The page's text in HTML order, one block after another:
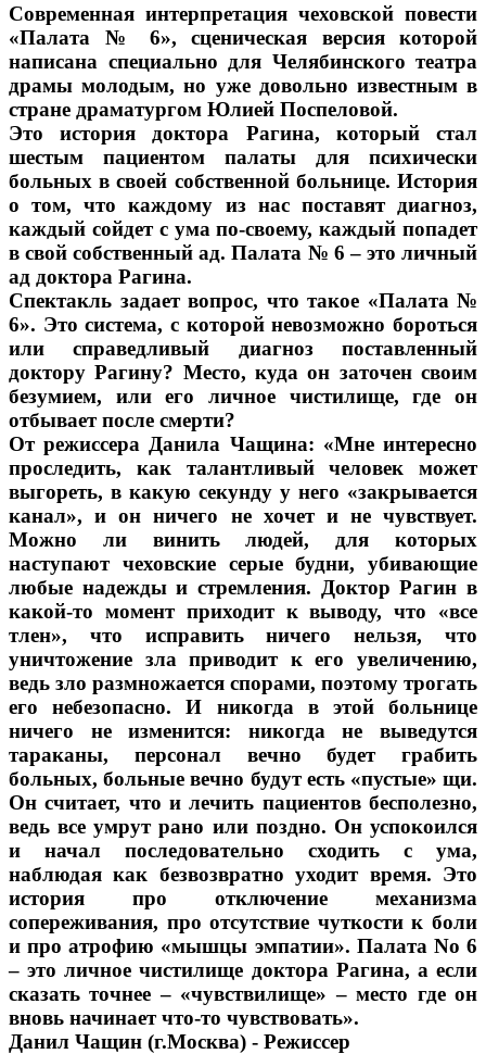
Современная интерпретация чеховской повести
«Палата № 6», сценическая версия которой
написана специально для Челябинского театра
драмы молодым, но уже довольно известным в
стране драматургом Юлией Поспеловой.
Это история доктора Рагина, который стал
шестым пациентом палаты для психически
больных в своей собственной больнице. История
о том, что каждому из нас поставят диагноз,
каждый сойдет с ума по-своему, каждый попадет
в свой собственный ад. Палата № 6 – это личный
ад доктора Рагина.
Спектакль задает вопрос, что такое «Палата №
6». Это система, с которой невозможно бороться
или справедливый диагноз поставленный
доктору Рагину? Место, куда он заточен своим
безумием, или его личное чистилище, где он
отбывает после смерти?
От режиссера Данила Чащина: «Мне интересно
проследить, как талантливый человек может
выгореть, в какую секунду у него «закрывается
канал», и он ничего не хочет и не чувствует.
Можно ли винить людей, для которых
наступают чеховские серые будни, убивающие
любые надежды и стремления. Доктор Рагин в
какой-то момент приходит к выводу, что «все
тлен», что исправить ничего нельзя, что
уничтожение зла приводит к его увеличению,
ведь зло размножается спорами, поэтому трогать
его небезопасно. И никогда в этой больнице
ничего не изменится: никогда не выведутся
тараканы, персонал вечно будет грабить
больных, больные вечно будут есть «пустые» щи.
Он считает, что и лечить пациентов бесполезно,
ведь все умрут рано или поздно. Он успокоился
и начал последовательно сходить с ума,
наблюдая как безвозвратно уходит время. Это
история про отключение механизма
сопереживания, про отсутствие чуткости к боли
и про атрофию «мышцы эмпатии». Палата No 6
– это личное чистилище доктора Рагина, а если
сказать точнее – «чувствилище» – место где он
вновь начинает что-то чувствовать».
Данил Чащин (г.Москва) - Режиссер